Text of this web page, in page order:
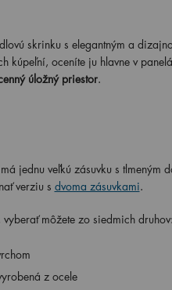
skrinku s elegantným a
kúpeľní, oceníte ju hlavne v
úložný priestor.
má jednu veľkú zásuvku s tlmeným
verziu s dvoma zásuvkami.
vyberať môžete zo siedmichdruhov:
z ocele